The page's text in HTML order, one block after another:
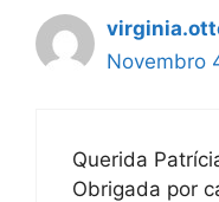
Novembro
Querida
Obrigada por